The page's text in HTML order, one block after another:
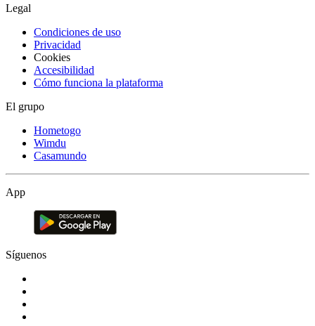
Legal
Condiciones de uso
Privacidad
Cookies
Accesibilidad
Cómo funciona la plataforma
El grupo
Hometogo
Wimdu
Casamundo
App
Síguenos